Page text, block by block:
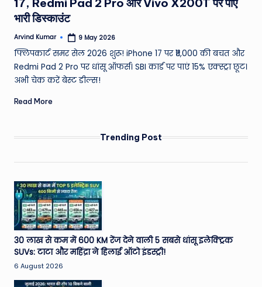
भारी डिस्काउंट
Posted
by
Arvind Kumar 9 May 2026
फ्लिपकार्ट समर सेल 2026 शुरू! iPhone 17 पर ₹11,000 की बचत और
Redmi Pad 2 Pro पर धांसू ऑफर्स। SBI कार्ड पर पाएं 15% एक्स्ट्रा छूट।
अभी चेक करें बेस्ट डील्स!
Read More
Trending Post
30 लाख से कम में 600 KM रेंज देने वाली 5 सबसे धांसू इलेक्ट्रिक
SUVs: टाटा और महिंद्रा ने हिलाई ऑटो इंडस्ट्री!
6 August 2026